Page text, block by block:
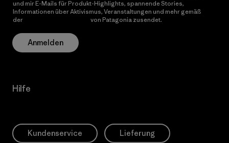
und mir E-Mails für Produkt-Highlights, spannende Stories,
Informationen über Aktivismus, Veranstaltungen und mehr gemäß
der
von Patagonia zusendet.
Anmelden
Hilfe
Kundenservice Lieferung